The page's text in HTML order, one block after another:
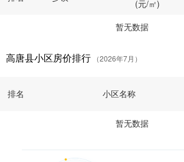
(元/㎡)
暂无数据
高唐县小区房价排行 （2026年7月）
排名 小区名称
暂无数据